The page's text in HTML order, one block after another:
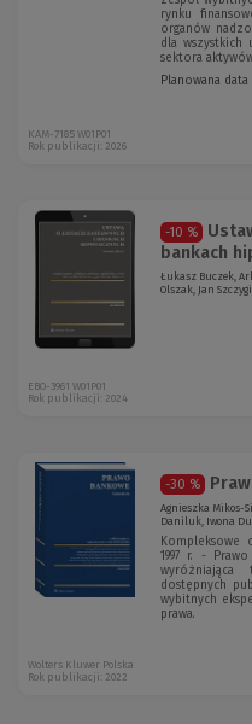
rynku
organów
dla wszystkich
sektora
Planowana data
KAM-7185 W01P01
Rok publikacji: 2026
-10 %
bankach
Łukasz Buczek,
Olszak, Jan
EBO-3961 W01P01
Rok publikacji: 2024
-30 %
Agnieszka Mikos-
Daniluk, Iwona
Kompleksowe
1997 r. -
dostępnych
wybitnych
prawa.
Wolters Kluwer Polska
Rok publikacji: 2022